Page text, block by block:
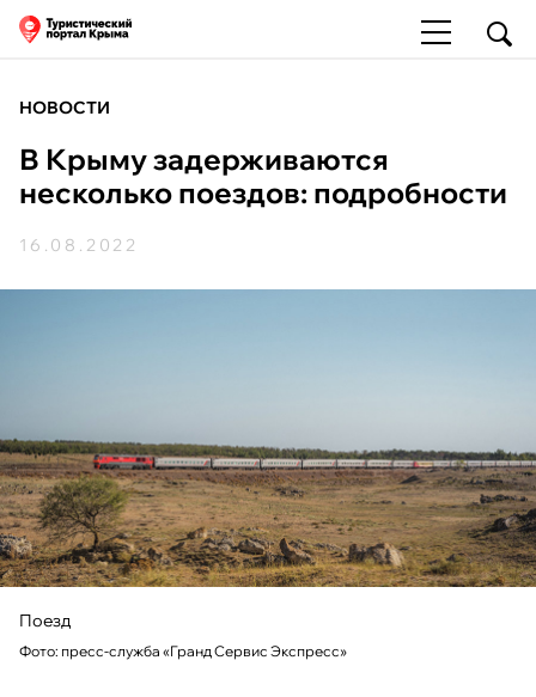
НОВОСТИ
В Крыму задерживаются
несколько поездов: подробности
16.08.2022
Поезд
Фото: пресс-служба «Гранд Сервис Экспресс»